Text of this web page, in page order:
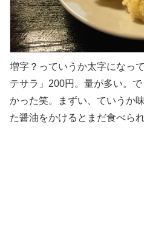
増字？っていうか太字になっ
テサラ」200円。量が多い。
かった笑。まずい、ていうか
た醤油をかけるとまだ食べられ